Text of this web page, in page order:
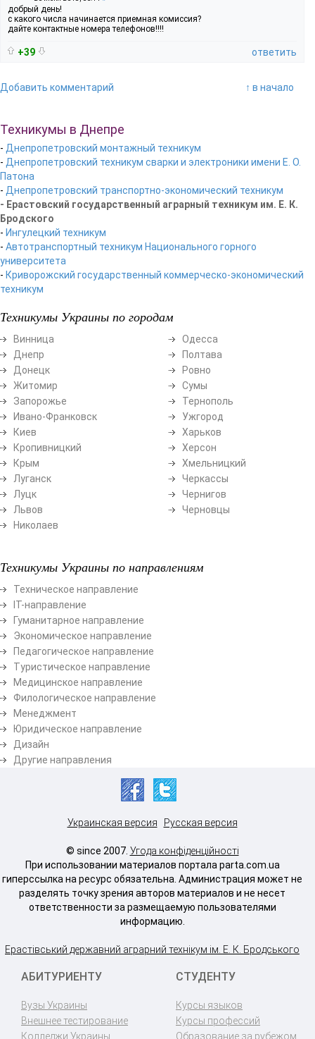
добрый день!
с какого числа начинается приемная комиссия?
дайте контактные номера телефонов!!!!
+39 ответить
Добавить комментарий ↑ в начало
Техникумы в Днепре
- Днепропетровский монтажный техникум
- Днепропетровский техникум сварки и электроники имени Е. О.
Патона
- Днепропетровский транспортно-экономический техникум
- Ерастовский государственный аграрный техникум им. Е. К.
Бродского
- Ингулецкий техникум
- Автотранспортный техникум Национального горного
университета
- Криворожский государственный коммерческо-экономический
техникум
Техникумы Украины по городам
Винница
Днепр
Донецк
Житомир
Запорожье
Ивано-Франковск
Киев
Кропивницкий
Крым
Луганск
Луцк
Львов
Николаев
Одесса
Полтава
Ровно
Сумы
Тернополь
Ужгород
Харьков
Херсон
Хмельницкий
Черкассы
Чернигов
Черновцы
Техникумы Украины по направлениям
Техническое направление
ІТ-направление
Гуманитарное направление
Экономическое направление
Педагогическое направление
Туристическое направление
Медицинское направление
Филологическое направление
Менеджмент
Юридическое направление
Дизайн
Другие направления
Украинская версия Русская версия
© since 2007. Угода конфіденційності
При использовании материалов портала parta.com.ua
гиперссылка на ресурс обязательна. Администрация может не
разделять точку зрения авторов материалов и не несет
ответственности за размещаемую пользователями
информацию.
Ерастівський державний аграрний технікум ім. Е. К. Бродського
АБИТУРИЕНТУ
Вузы Украины
Внешнее тестирование
Колледжи Украины
СТУДЕНТУ
Курсы языков
Курсы профессий
Образование за рубежом